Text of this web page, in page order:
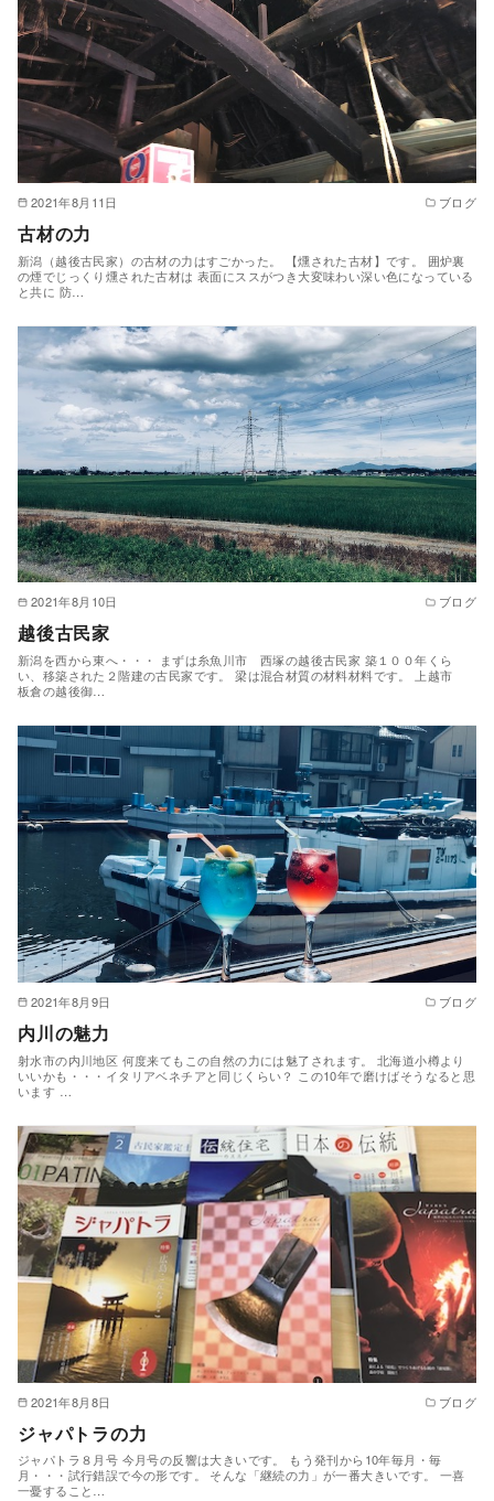
2021年8月11日 ブログ
古材の力
新潟（越後古民家）の古材の力はすごかった。 【燻された古材】です。 囲炉裏
の煙でじっくり燻された古材は 表面にススがつき大変味わい深い色になっている
と共に 防…
2021年8月10日 ブログ
越後古民家
新潟を西から東へ・・・ まずは糸魚川市 西塚の越後古民家 築１００年くら
い、移築された２階建の古民家です。 梁は混合材質の材料材料です。 上越市
板倉の越後御…
2021年8月9日 ブログ
内川の魅力
射水市の内川地区 何度来てもこの自然の力には魅了されます。 北海道小樽より
いいかも・・・イタリアベネチアと同じくらい？ この10年で磨けばそうなると思
います …
2021年8月8日 ブログ
ジャパトラの力
ジャパトラ８月号 今月号の反響は大きいです。 もう発刊から10年毎月・毎
月・・・試行錯誤で今の形です。 そんな「継続の力」が一番大きいです。 一喜
一憂すること…